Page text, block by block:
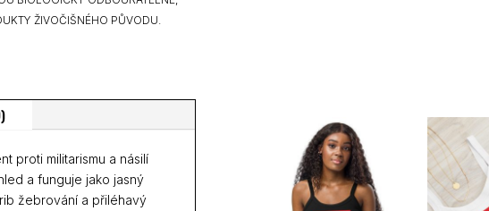
ŽIVOČIŠNÉHO PŮVODU.
proti militarismu a násilí
a funguje jako jasný
žebrování a přiléhavý